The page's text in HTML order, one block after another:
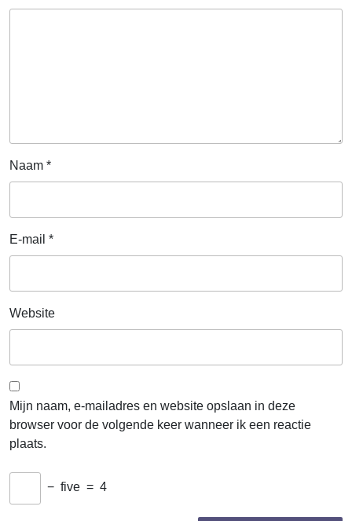
Naam *
E-mail *
Website
Mijn naam, e-mailadres en website opslaan in deze
browser voor de volgende keer wanneer ik een reactie
plaats.
− five = 4